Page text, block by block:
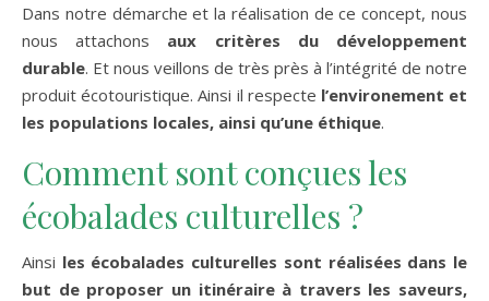
Dans notre démarche et la réalisation de ce concept, nous
nous attachons aux critères du développement
durable. Et nous veillons de très près à l’intégrité de notre
produit écotouristique. Ainsi il respecte l’environement et
les populations locales, ainsi qu’une éthique.
Comment sont conçues les
écobalades culturelles ?
Ainsi les écobalades culturelles sont réalisées dans le
but de proposer un itinéraire à travers les saveurs,